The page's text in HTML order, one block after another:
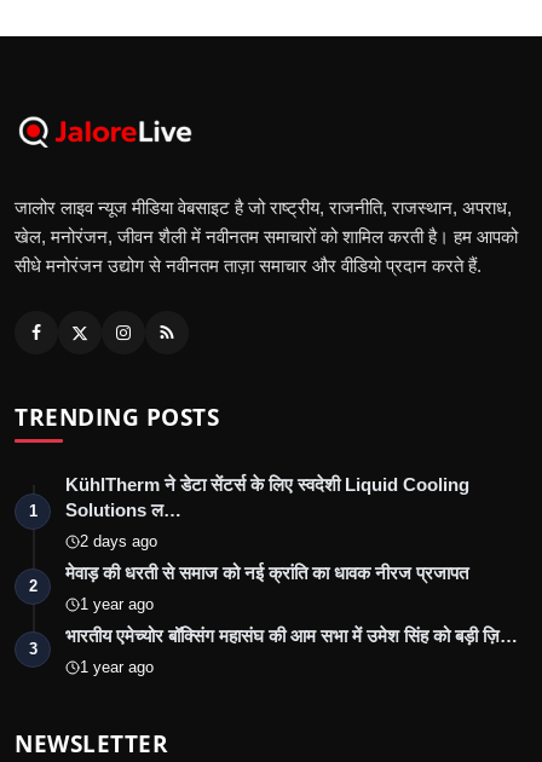
जालोर लाइव न्यूज मीडिया वेबसाइट है जो राष्ट्रीय, राजनीति, राजस्थान, अपराध,
खेल, मनोरंजन, जीवन शैली में नवीनतम समाचारों को शामिल करती है। हम आपको
सीधे मनोरंजन उद्योग से नवीनतम ताज़ा समाचार और वीडियो प्रदान करते हैं.
TRENDING POSTS
1
KühlTherm ने डेटा सेंटर्स के लिए स्वदेशी Liquid Cooling
Solutions ल…
2 days ago
2
मेवाड़ की धरती से समाज को नई क्रांति का धावक नीरज प्रजापत
1 year ago
3
भारतीय एमेच्योर बॉक्सिंग महासंघ की आम सभा में उमेश सिंह को बड़ी ज़ि…
1 year ago
NEWSLETTER